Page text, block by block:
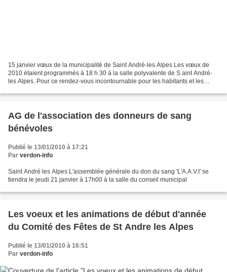
15 janvier vœux de la municipalité de Saint André-les Alpes Les vœux de
2010 étaient programmés à 18 h 30 à la salle polyvalente de S aint André-
les Alpes. Pour ce rendez-vous incontournable pour les habitants et les
AG de l'association des donneurs de sang
bénévoles
Publié le 13/01/2010 à 17:21
Par verdon-info
Saint André les Alpes L'assemblée générale du don du sang 'L'A.A.V.I' se
tiendra le jeudi 21 janvier à 17h00 à la salle du conseil municipal
Les voeux et les animations de début d'année
du Comité des Fêtes de St Andre les Alpes
Publié le 13/01/2010 à 16:51
Par verdon-info